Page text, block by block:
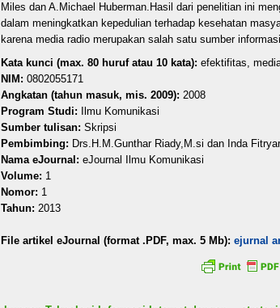
Miles dan A.Michael Huberman.Hasil dari penelitian ini
dalam meningkatkan kepedulian terhadap kesehatan
karena media radio merupakan salah satu sumber
Kata kunci (max. 80 huruf atau 10 kata): efektifitas,
NIM: 0802055171
Angkatan (tahun masuk, mis. 2009): 2008
Program Studi: Ilmu Komunikasi
Sumber tulisan: Skripsi
Pembimbing: Drs.H.M.Gunthar Riady,M.si dan Inda
Nama eJournal: eJournal Ilmu Komunikasi
Volume: 1
Nomor: 1
Tahun: 2013
File artikel eJournal (format .PDF, max. 5 Mb): ejurnal